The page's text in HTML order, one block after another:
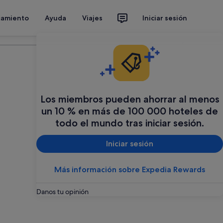
Ayuda Viajes Iniciar sesión
Los miembros pueden ahorrar al menos
un 10 % en más de 100 000 hoteles de
todo el mundo tras iniciar sesión.
Iniciar sesión
Más información sobre Expedia Rewards
Danos tu opinión